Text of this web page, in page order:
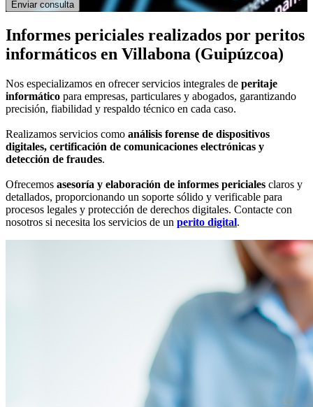
Informes periciales realizados por peritos
informáticos en Villabona (Guipúzcoa)
Nos especializamos en ofrecer servicios integrales de peritaje
informático para empresas, particulares y abogados, garantizando
precisión, fiabilidad y respaldo técnico en cada caso.
Realizamos servicios como análisis forense de dispositivos
digitales, certificación de comunicaciones electrónicas y
detección de fraudes.
Ofrecemos asesoría y elaboración de informes periciales claros y
detallados, proporcionando un soporte sólido y verificable para
procesos legales y protección de derechos digitales. Contacte con
nosotros si necesita los servicios de un perito digital.